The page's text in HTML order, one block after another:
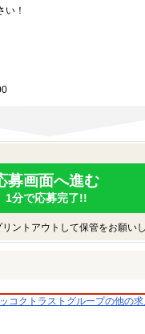
い！
募画面へ進む
1分で応募完了!!
ントアウトして保管をお願いし
コクトラストグループの他の